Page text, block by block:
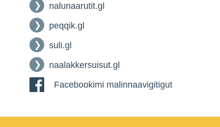
nalunaarutit.gl
peqqik.gl
suli.gl
naalakkersuisut.gl
Facebookimi malinnaavigitigut